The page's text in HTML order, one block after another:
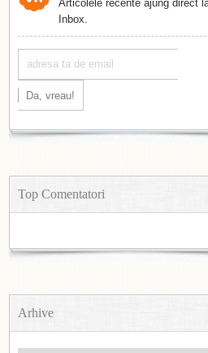
Articolele recente ajung direct
Inbox.
Top Comentatori
Arhive